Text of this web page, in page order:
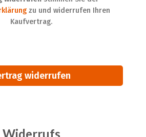
zu und widerrufen Ihren
Kaufvertrag.
Widerrufs